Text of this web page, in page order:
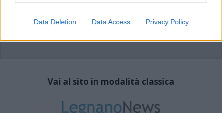
Data Deletion Data Access Privacy Policy
Vai al sito in modalità classica